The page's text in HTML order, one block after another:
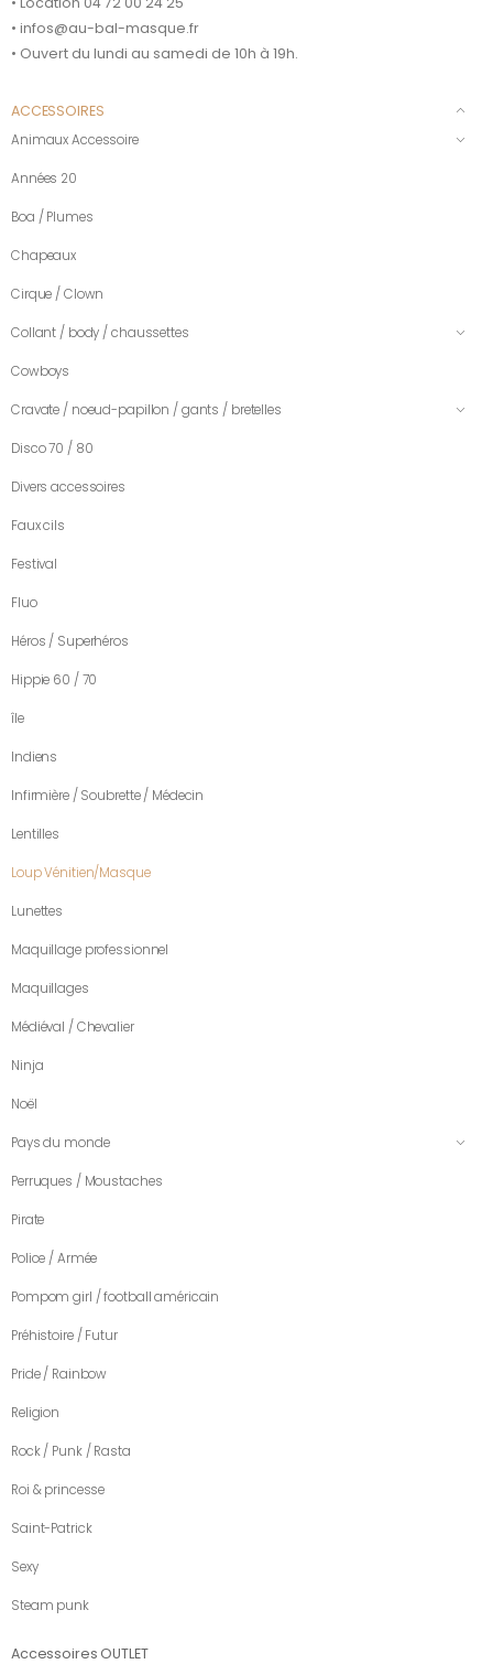
• infos@au-bal-masque.fr
• Ouvert du lundi au samedi de 10h à 19h.
ACCESSOIRES
Animaux Accessoire
Années 20
Boa / Plumes
Chapeaux
Cirque / Clown
Collant / body / chaussettes
Cowboys
Cravate / noeud-papillon / gants / bretelles
Disco 70 / 80
Divers accessoires
Faux cils
Festival
Fluo
Héros / Superhéros
Hippie 60 / 70
île
Indiens
Infirmière / Soubrette / Médecin
Lentilles
Loup Vénitien/Masque
Lunettes
Maquillage professionnel
Maquillages
Médiéval / Chevalier
Ninja
Noël
Pays du monde
Perruques / Moustaches
Pirate
Police / Armée
Pompom girl / football américain
Préhistoire / Futur
Pride / Rainbow
Religion
Rock / Punk / Rasta
Roi & princesse
Saint-Patrick
Sexy
Steam punk
Accessoires OUTLET